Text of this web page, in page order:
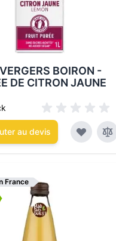
disponibles :
BOIRON -
DE CITRON JAUNE
au devis
France